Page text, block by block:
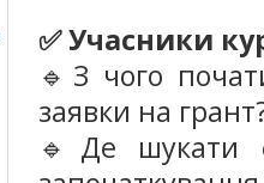
✅ Учасники
🔹З чого
заявки на
🔹Де шукати